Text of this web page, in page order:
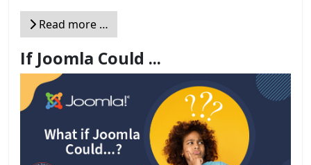
Read more …
If Joomla Could ...